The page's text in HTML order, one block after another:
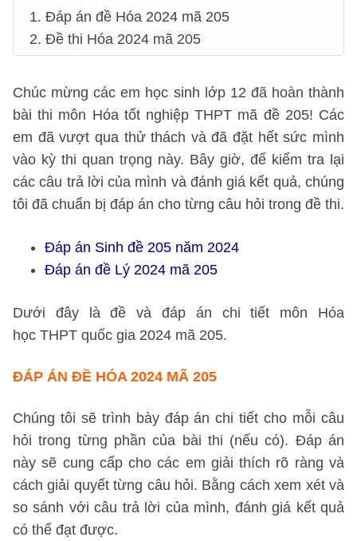
1. Đáp án đề Hóa 2024 mã 205
2. Đề thi Hóa 2024 mã 205
Chúc mừng các em học sinh lớp 12 đã hoàn thành
bài thi môn Hóa tốt nghiệp THPT mã đề 205! Các
em đã vượt qua thử thách và đã đặt hết sức mình
vào kỳ thi quan trọng này. Bây giờ, để kiểm tra lại
các câu trả lời của mình và đánh giá kết quả, chúng
tôi đã chuẩn bị đáp án cho từng câu hỏi trong đề thi.
Đáp án Sinh đề 205 năm 2024
Đáp án đề Lý 2024 mã 205
Dưới đây là đề và đáp án chi tiết môn Hóa
học THPT quốc gia 2024 mã 205.
ĐÁP ÁN ĐỀ HÓA 2024 MÃ 205
Chúng tôi sẽ trình bày đáp án chi tiết cho mỗi câu
hỏi trong từng phần của bài thi (nếu có). Đáp án
này sẽ cung cấp cho các em giải thích rõ ràng và
cách giải quyết từng câu hỏi. Bằng cách xem xét và
so sánh với câu trả lời của mình, đánh giá kết quả
có thể đạt được.